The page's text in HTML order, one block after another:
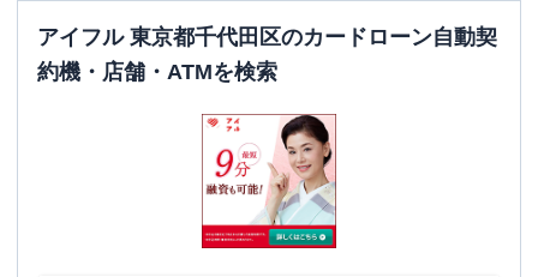
アイフル 東京都千代田区のカードローン自動契
約機・店舗・ATMを検索